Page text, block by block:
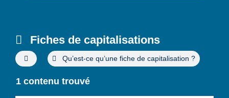
Fiches de capitalisations
Filtres de recherche avancée
Qu’est-ce qu’une fiche de capitalisation ?
1 contenu trouvé